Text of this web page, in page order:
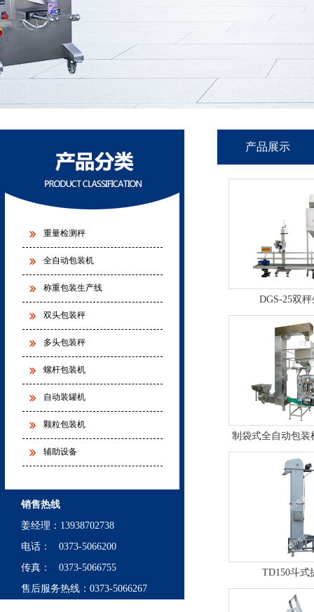
重量检测秤
全自动包装机
称重包装生产线
双头包装秤
多头包装秤
螺杆包装机
自动装罐机
颗粒包装机
辅助设备
销售热线
姜经理 ： 13938702738
电话： 0373-5066200
传真： 0373-5066755
售后服务热线：0373-5066267
产品展示
DGS-25双
制袋式全自动包装
量）
TD150斗式